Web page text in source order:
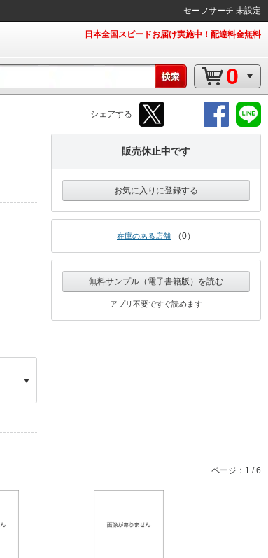
セーフサーチ 未設定
日本全国スピードお届け実施中！配達料金無料
0
シェアする
販売休止中です
お気に入りに登録する
在庫のある店舗 0
無料サンプル（電子書籍版）を読む
アプリ不要ですぐ読めます
ページ：1 / 6